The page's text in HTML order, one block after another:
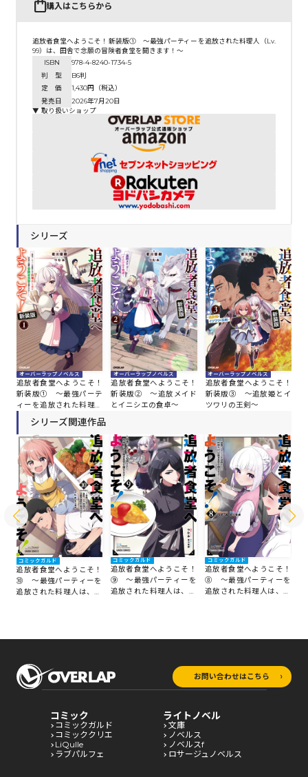
購入はこちらから
追放者食堂へようこそ！新装版① ～最強パーティーを追放された料理人（Lv.
99）は、田舎で念願の冒険者食堂を開きます！～
ISBN
978-4-8240-1734-5
判 型
B6判
定 価
1,430円（税込）
発売日
2026年7月20日
▼ 取り扱いショップ
シリーズ
オーバーラップノベルス
追放者食堂へようこそ！
新装版① ～最強パーテ
ィーを追放された料理人
（Lv.99）は、田舎で念願
の冒険者食堂を開きま
す！～
オーバーラップノベルス
追放者食堂へようこそ！
新装版② ～追放メイド
とイニシエの食卓～
オーバーラップノベルス
追放者食堂へようこそ！
新装版③ ～追放姫とイ
ツワリの王剣～
シリーズ関連作品
コミックガルド
追放者食堂へようこそ！
⑩ ～最強パーティーを
追放された料理人は、冒
コミックガルド
追放者食堂へようこそ！
⑨ ～最強パーティーを
追放された料理人は、冒
コミックガルド
追放者食堂へようこそ！
⑧ ～最強パーティーを
追放された料理人は、冒
お問い合わせはこちら
コミック
コミックガルド
コミッククリエ
LiQulle
ラブパルフェ
ライトノベル
文庫
ノベルス
ノベルスf
ロサージュノベルス